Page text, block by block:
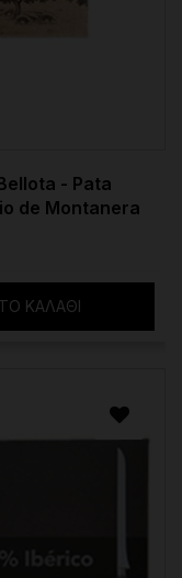
- Pata
de Montanera
ΚΑΛΆΘΙ